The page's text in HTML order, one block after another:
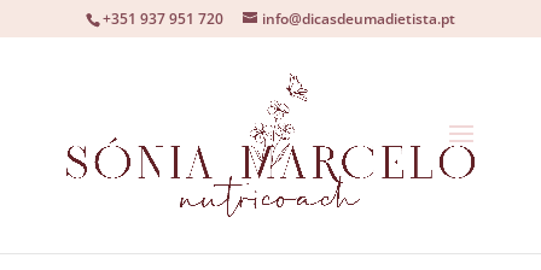
+351 937 951 720 info@dicasdeumadietista.pt